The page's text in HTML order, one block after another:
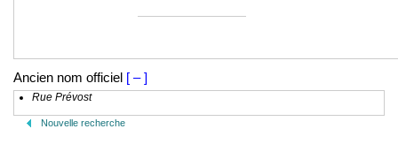
Ancien nom officiel [ – ]
Rue Prévost
Nouvelle recherche